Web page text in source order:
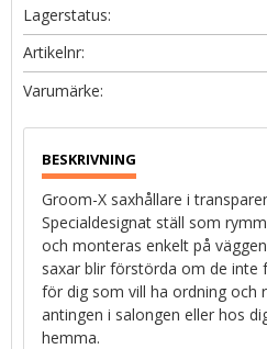
Lagerstatus
Artikelnr
Groom-X saxhållare i
Specialdesignat ställ som
och monteras enkelt på
saxar blir förstörda om de inte
för dig som vill ha ordning och
antingen i salongen eller hos
hemma.